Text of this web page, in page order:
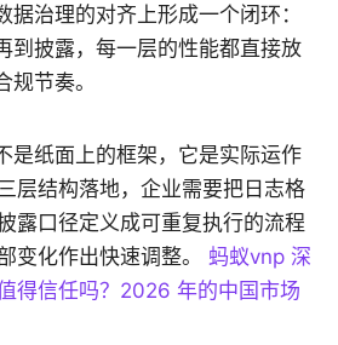
据治理的对齐上形成一个闭环：
到披露，每一层的性能都直接放
规节奏。
是纸面上的框架，它是实际运作
层结构落地，企业需要把日志格
露口径定义成可重复执行的流程
变化作出快速调整。 蚂蚁vnp 深
得信任吗？2026 年的中国市场